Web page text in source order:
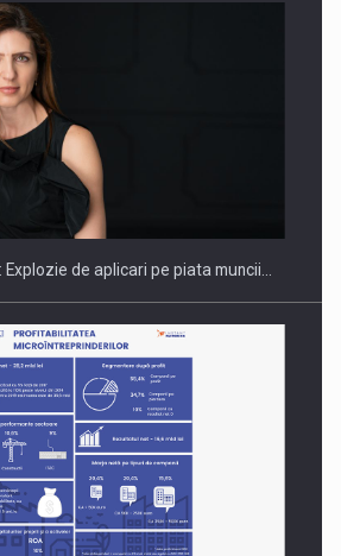
CORPORATE COMPANIES ON THE
SCENE
de aplicari pe piata muncii…